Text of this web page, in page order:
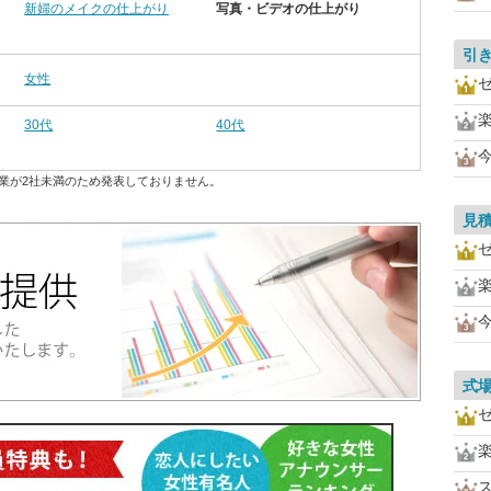
新婦のメイクの仕上がり 写真・ビデオの仕上がり
女性
30代 40代
2社未満のため発表しておりません。
引
見
式